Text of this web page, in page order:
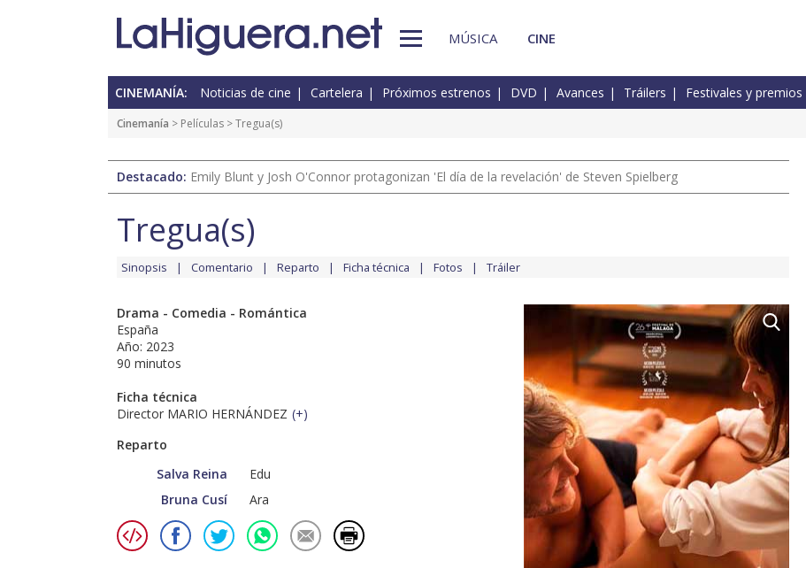
MÚSICA CINE
CINEMANÍA: Noticias de cine Cartelera Próximos estrenos DVD Avances Tráilers Festivales y premios
Cinemanía > Películas > Tregua(s)
Destacado: Emily Blunt y Josh O'Connor protagonizan 'El día de la revelación' de Steven Spielberg
Tregua(s)
Sinopsis Comentario Reparto Ficha técnica Fotos Tráiler
Drama - Comedia - Romántica
España
Año: 2023
90 minutos
Ficha técnica
Director MARIO HERNÁNDEZ (+)
Reparto
Salva Reina
Edu
Bruna Cusí
Ara